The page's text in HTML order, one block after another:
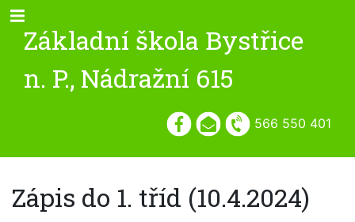
566 550 401
Základní škola Bystřice
n. P., Nádražní 615
Zápis do 1. tříd (10.4.2024)